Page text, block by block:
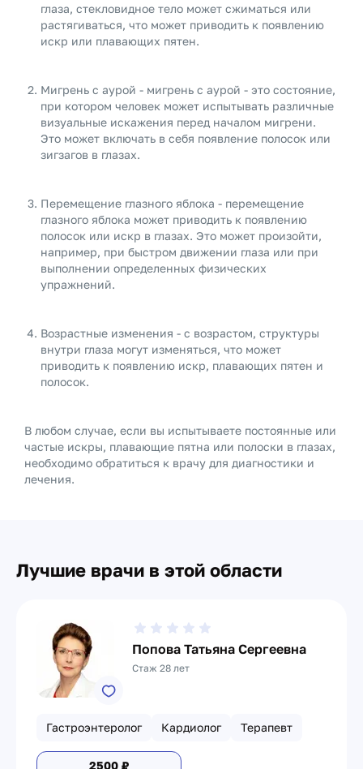
глаза, стекловидное тело может сжиматься или
растягиваться, что может приводить к появлению
искр или плавающих пятен.
Мигрень с аурой - мигрень с аурой - это состояние,
при котором человек может испытывать различные
визуальные искажения перед началом мигрени.
Это может включать в себя появление полосок или
зигзагов в глазах.
Перемещение глазного яблока - перемещение
глазного яблока может приводить к появлению
полосок или искр в глазах. Это может произойти,
например, при быстром движении глаза или при
выполнении определенных физических
упражнений.
Возрастные изменения - с возрастом, структуры
внутри глаза могут изменяться, что может
приводить к появлению искр, плавающих пятен и
полосок.
В любом случае, если вы испытываете постоянные или
частые искры, плавающие пятна или полоски в глазах,
необходимо обратиться к врачу для диагностики и
лечения.
Лучшие врачи в этой области
Попова Татьяна Сергеевна
Стаж 28 лет
Гастроэнтеролог Кардиолог Терапевт
2500 ₽